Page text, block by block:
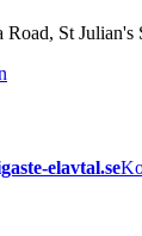
St Julian's
elavtal.se